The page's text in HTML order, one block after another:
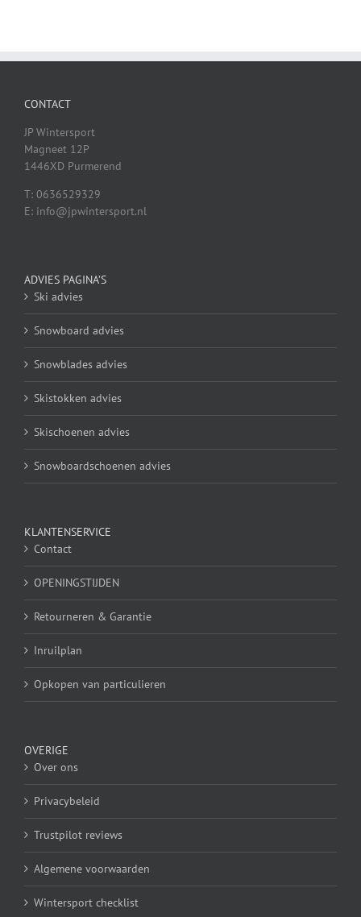
CONTACT
JP Wintersport
Magneet 12P
1446XD Purmerend
T: 0636529329
E: info@jpwintersport.nl
ADVIES PAGINA’S
Ski advies
Snowboard advies
Snowblades advies
Skistokken advies
Skischoenen advies
Snowboardschoenen advies
KLANTENSERVICE
Contact
OPENINGSTIJDEN
Retourneren & Garantie
Inruilplan
Opkopen van particulieren
OVERIGE
Over ons
Privacybeleid
Trustpilot reviews
Algemene voorwaarden
Wintersport checklist